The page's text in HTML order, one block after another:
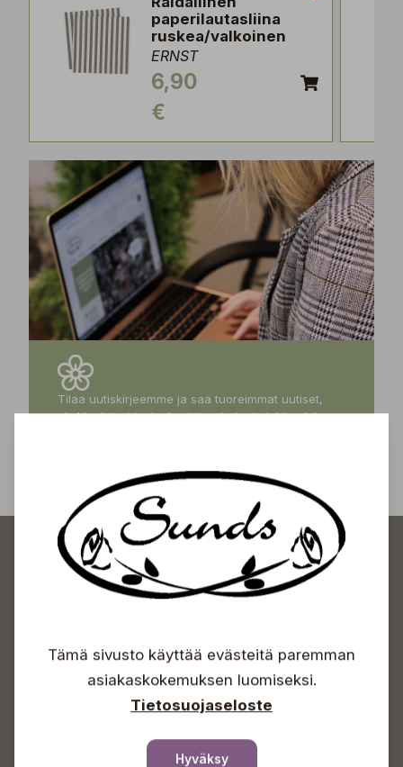
paperilautasliina
ruskea/valkoinen
ERNST
6,90
€
Tilaa uutiskirjeemme ja saa tuoreimmat uutiset,
eksklusiiviset tarjoukset, inspiroivat vinkit sekä
Sundin Puutarhakeskus
Avoinna
Tämä sivusto käyttää evästeitä paremman
asiakaskokemuksen luomiseksi.
Tietosuojaseloste
Hyväksy